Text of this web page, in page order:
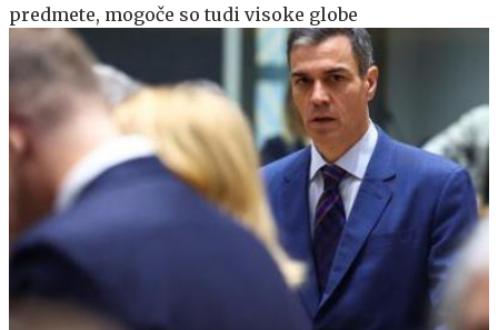
predmete, mogoče so tudi visoke globe